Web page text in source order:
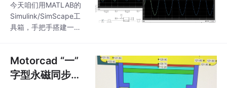
d-Attention)多变量回
归预测[可以修改为时序
预测，前]、评价指标包
仿真控制，simu
link/simscape
今天咱们用MATLAB的
Simulink/SimScape工
具箱，手把手搭建一个
理器上运行30秒轨迹跟
踪仿真，误差能稳定在
±0.12mm以内。最后提
Motorcad “一”
字型永磁同步电